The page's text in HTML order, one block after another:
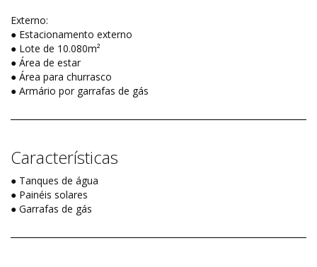
Externo:
● Estacionamento externo
● Lote de 10.080m²
● Área de estar
● Área para churrasco
● Armário por garrafas de gás
Características
● Tanques de água
● Painéis solares
● Garrafas de gás